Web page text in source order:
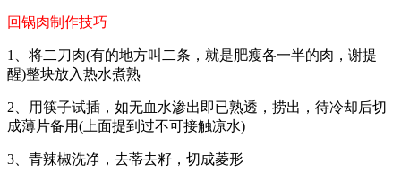
回锅肉制作技巧
1、将二刀肉(有的地方叫二条，就是肥瘦各一半的肉，谢提
醒)整块放入热水煮熟
2、用筷子试插，如无血水渗出即已熟透，捞出，待冷却后切
成薄片备用(上面提到过不可接触凉水)
3、青辣椒洗净，去蒂去籽，切成菱形